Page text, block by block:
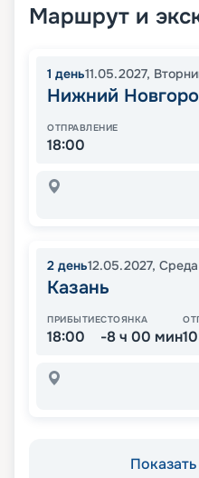
Маршрут и
1 день11.05.2027,
Нижний
ОТПРАВЛЕНИЕ
18:00
2 день12.05.2027, Среда
Казань
ПРИБЫТИЕ
18:00
СТОЯНКА
-8 ч 00 мин